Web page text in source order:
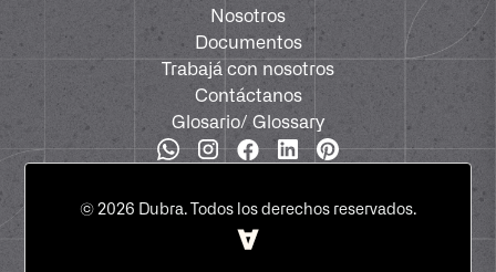
Nosotros
Documentos
Trabajá con nosotros
Contáctanos
Glosario/ Glossary
© 2026 Dubra. Todos los derechos reservados.